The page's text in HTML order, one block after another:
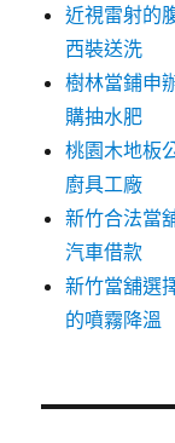
近視雷射的
西裝送洗
樹林當鋪申
購抽水肥
桃園木地板
廚具工廠
新竹合法當
汽車借款
新竹當舖選
的噴霧降溫